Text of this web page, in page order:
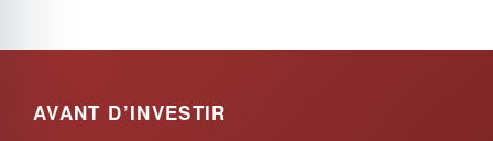
AVANT D’INVESTIR